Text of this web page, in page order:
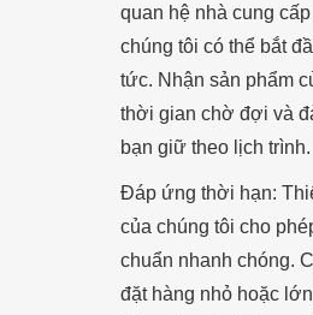
quan hệ nhà cung
chúng tôi có thể bắt
tức. Nhận sản phẩm
thời gian chờ đợi và
bạn giữ theo lịch trình.
Đáp ứng thời hạn:
của chúng tôi cho
chuẩn nhanh chóng.
đặt hàng nhỏ hoặc